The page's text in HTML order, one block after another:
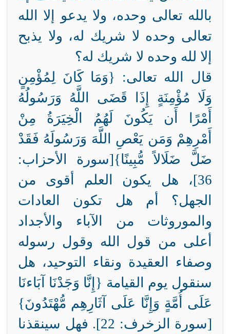
بالله تعالى وحده، ولا يدعو إلا الله
تعالى وحده لا شريك له، ولا يذبح
إلا لله وحده لا شريك له؟
قال الله تعالى: {وَمَا كَانَ لِمُؤْمِنٍ
وَلَا مُؤْمِنَةٍ إِذَا قَضَى اللَّهُ وَرَسُولُهُ
أَمْرًا أَن يَكُونَ لَهُمُ الْخِيَرَةُ مِنْ
أَمْرِهِمْ وَمَن يَعْصِ اللَّهَ وَرَسُولَهُ فَقَدْ
ضَلَّ ضَلَالاً مُّبِينًا}[سورة الأحزاب:
36]، هل يكون العلم أقوى من
الجهل؟ أم هل تكون العادات
والموروثات من الآباء والأجداد
أعلى من قول الله وقول رسوله
وصفاء العقيدة ونقاء التوحيد، هل
سنقول يوم القيامة {إِنَّا وَجَدْنَا آبَاءنَا
عَلَى أُمَّةٍ وَإِنَّا عَلَى آثَارِهِم مُّهْتَدُونَ}
[سورة الزخرف:
22]. فهل سينقذنا